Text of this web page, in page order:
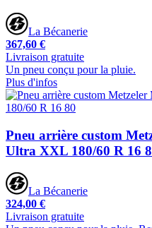
La Bécanerie
367,60 €
Livraison gratuite
Un pneu conçu pour la pluie.
Plus d'infos
Pneu arrière custom
Ultra XXL 180/60 R 16
La Bécanerie
324,00 €
Livraison gratuite